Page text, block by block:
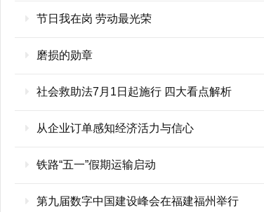
节日我在岗 劳动最光荣
磨损的勋章
社会救助法7月1日起施行 四大看点解析
从企业订单感知经济活力与信心
铁路“五一”假期运输启动
第九届数字中国建设峰会在福建福州举行